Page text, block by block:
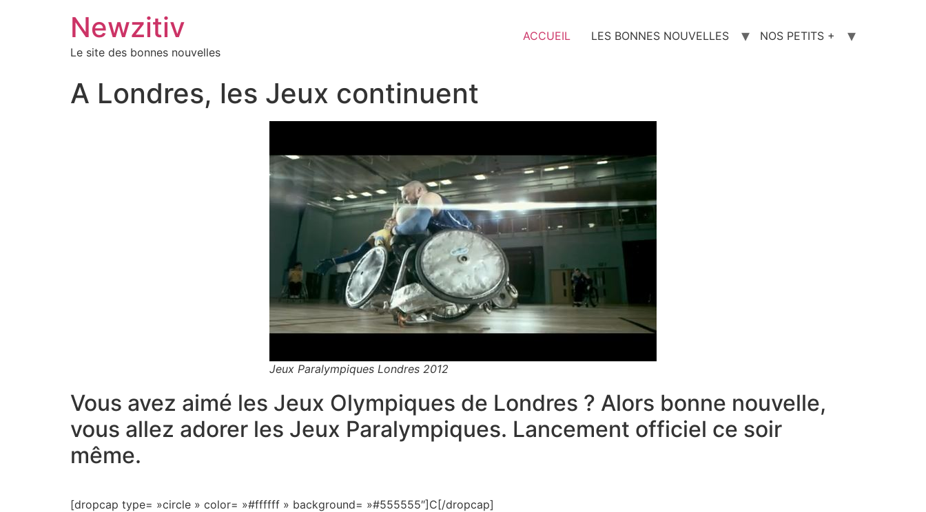
Newzitiv
Le site des bonnes nouvelles
ACCUEIL LES BONNES NOUVELLES NOS PETITS +
A Londres, les Jeux continuent
Jeux Paralympiques Londres 2012
Vous avez aimé les Jeux Olympiques de Londres ? Alors bonne nouvelle,
vous allez adorer les Jeux Paralympiques. Lancement officiel ce soir
même.
[dropcap type= »circle » color= »#ffffff » background= »#555555″]C[/dropcap]